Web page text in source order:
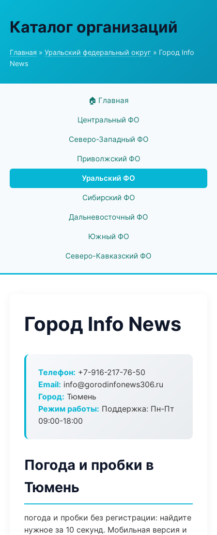
Каталог организаций
Главная » Уральский федеральный округ » Город Info
News
🏠 Главная
Центральный ФО
Северо-Западный ФО
Приволжский ФО
Уральский ФО
Сибирский ФО
Дальневосточный ФО
Южный ФО
Северо-Кавказский ФО
Город Info News
Телефон: +7-916-217-76-50
Email: info@gorodinfonews306.ru
Город: Тюмень
Режим работы: Поддержка: Пн-Пт
09:00-18:00
Погода и пробки в
Тюмень
погода и пробки без регистрации: найдите
нужное за 10 секунд. Мобильная версия и